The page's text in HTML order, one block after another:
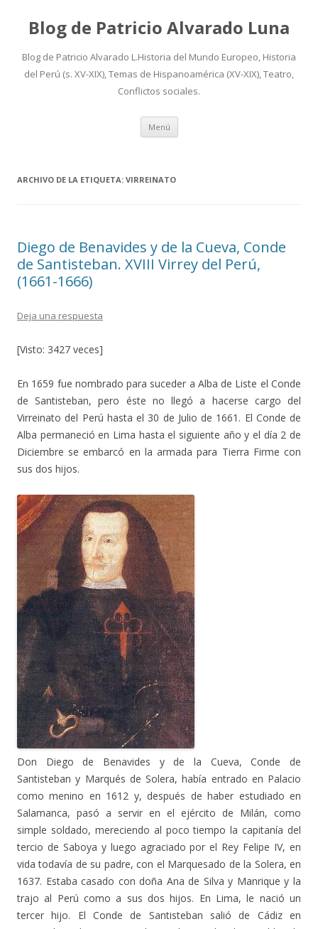
Blog de Patricio Alvarado Luna
Blog de Patricio Alvarado L.Historia del Mundo Europeo, Historia
del Perú (s. XV-XIX), Temas de Hispanoamérica (XV-XIX), Teatro,
Conflictos sociales.
Menú Ir
contenido
ARCHIVO DE LA ETIQUETA: VIRREINATO
Diego de Benavides y de la Cueva, Conde
de Santisteban. XVIII Virrey del Perú,
(1661-1666)
Deja una respuesta
[Visto: 3427 veces]
En 1659 fue nombrado para suceder a Alba de Liste el Conde
de Santisteban, pero éste no llegó a hacerse cargo del
Virreinato del Perú hasta el 30 de Julio de 1661. El Conde de
Alba permaneció en Lima hasta el siguiente año y el día 2 de
Diciembre se embarcó en la armada para Tierra Firme con
sus dos hijos.
Don Diego de Benavides y de la Cueva, Conde de
Santisteban y Marqués de Solera, había entrado en Palacio
como menino en 1612 y, después de haber estudiado en
Salamanca, pasó a servir en el ejército de Milán, como
simple soldado, mereciendo al poco tiempo la capitanía del
tercio de Saboya y luego agraciado por el Rey Felipe IV, en
vida todavía de su padre, con el Marquesado de la Solera, en
1637. Estaba casado con doña Ana de Silva y Manrique y la
trajo al Perú como a sus dos hijos. En Lima, le nació un
tercer hijo. El Conde de Santisteban salió de Cádiz en